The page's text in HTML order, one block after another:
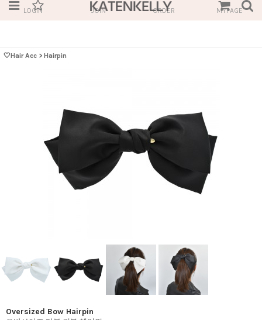
LOGIN JOIN ORDER MYPAGE
🤍Hair Acc > Hairpin
Oversized Bow Hairpin